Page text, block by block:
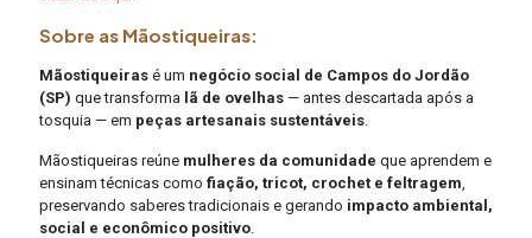
Sobre as Mãostiqueiras:
Mãostiqueiras é um negócio social de Campos do Jordão
(SP) que transforma lã de ovelhas — antes descartada após a
tosquia — em peças artesanais sustentáveis.
Mãostiqueiras reúne mulheres da comunidade que aprendem e
ensinam técnicas como fiação, tricot, crochet e feltragem,
preservando saberes tradicionais e gerando impacto ambiental,
social e econômico positivo.